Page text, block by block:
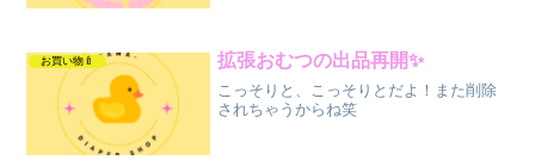
お買い物🍼 拡張おむつの出品再開✨
こっそりと、こっそりとだよ！また削除
されちゃうからね笑